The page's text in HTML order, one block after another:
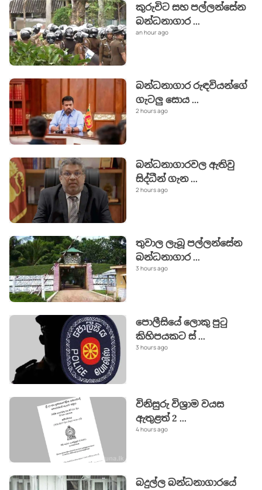
කුරුවිට සහ පල්ලන්සේන
බන්ධනාගාර...
an hour ago
බන්ධනාගාර රුඳවියන්ගේ
ගැටලු සොය ...
2 hours ago
බන්ධනාගාරවල ඇතිවු
සිද්ධීන් ගැන...
2 hours ago
තුවාල ලැබූ පල්ලන්සේන
බන්ධනාගාර...
3 hours ago
පොලීසියේ ලොකු පුටු
කිහිපයකට ස්...
3 hours ago
විනිසුරු විශ්‍රාම වයස
ඇතුළත් 2 ...
4 hours ago
බදුල්ල බන්ධනාගාරයේ